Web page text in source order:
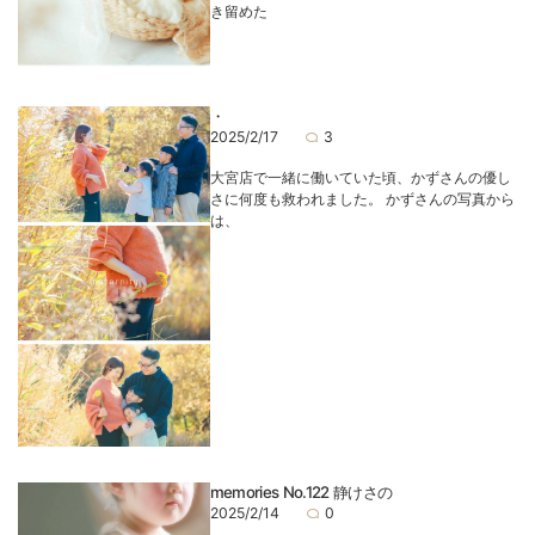
き留めた
・
2025/2/17 3
大宮店で一緒に働いていた頃、かずさんの優し
さに何度も救われました。 かずさんの写真から
は、
memories No.122 静けさの
2025/2/14 0